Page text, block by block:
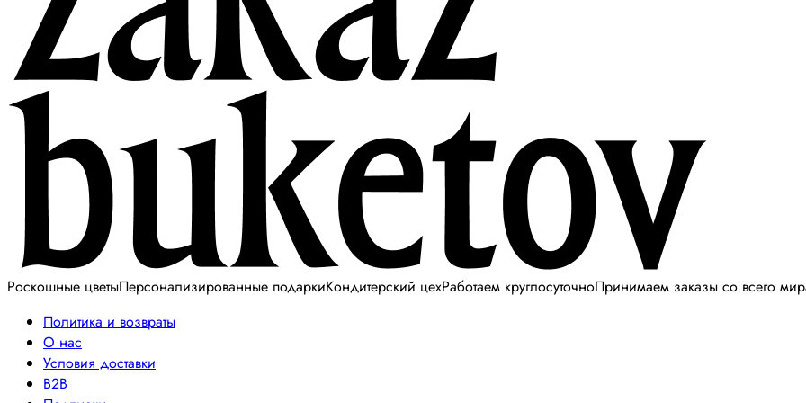
Роскошные цветыПерсонализированные подаркиКондитерский цехРаботаем круглосуточноПринимаем заказы со всего
Политика и возвраты
О нас
Условия доставки
B2B